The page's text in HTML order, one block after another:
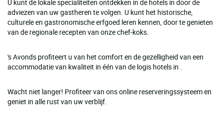
U kunt de lokale specialiteiten ontdekken in de hotels in door de
adviezen van uw gastheren te volgen. U kunt het historische,
culturele en gastronomische erfgoed leren kennen, door te genieten
van de regionale recepten van onze chef-koks.
's Avonds profiteert u van het comfort en de gezelligheid van een
accommodatie van kwaliteit in één van de logis hotels in .
Wacht niet langer! Profiteer van ons online reserveringssysteem en
geniet in alle rust van uw verblijf.